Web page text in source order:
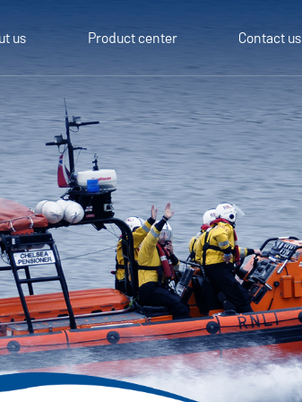
us Product center Contact us